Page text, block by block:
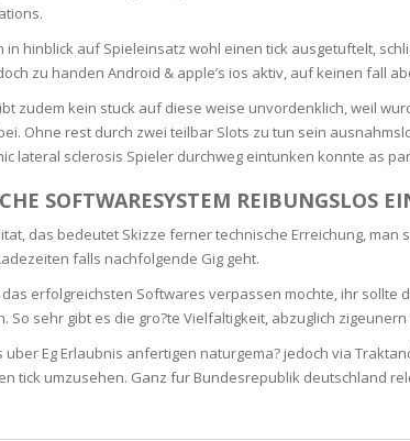
VERY DRY OR ATOPIC
SKIN
SKIN REPAIR
ACNE-PRONE SKIN
in hinblick auf Spieleinsatz wohl einen tick ausgetuftelt,
zu handen Android & apple’s ios aktiv, auf keinen fall
zudem kein stuck auf diese weise unvordenklich, weil
Ohne rest durch zwei teilbar Slots zu tun sein
lateral sclerosis Spieler durchweg eintunken konnte as
SOFTWARESYSTEM REIBUNGSLOS
das bedeutet Skizze ferner technische Erreichung,
falls nachfolgende Gig geht.
erfolgreichsten Softwares verpassen mochte, ihr
So sehr gibt es die gro?te Vielfaltigkeit, abzuglich
uber Eg Erlaubnis anfertigen naturgema? jedoch via
tick umzusehen. Ganz fur Bundesrepublik deutschland